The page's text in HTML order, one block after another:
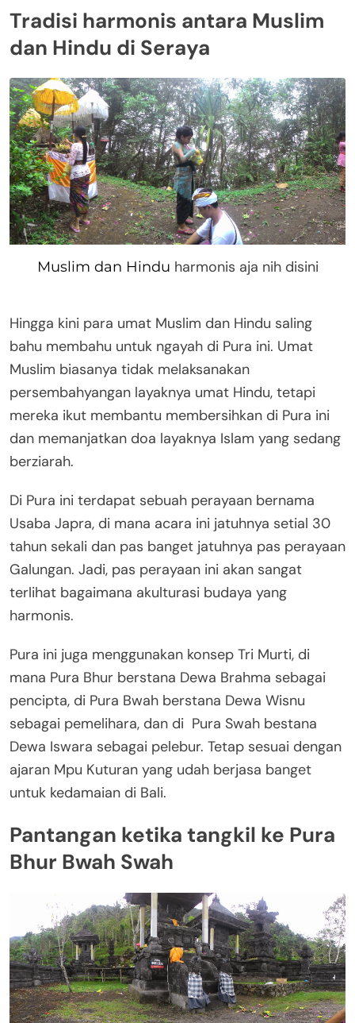
Tradisi harmonis antara Muslim
dan Hindu di Seraya
Muslim dan Hindu harmonis aja nih disini
Hingga kini para umat Muslim dan Hindu saling
bahu membahu untuk ngayah di Pura ini. Umat
Muslim biasanya tidak melaksanakan
persembahyangan layaknya umat Hindu, tetapi
mereka ikut membantu membersihkan di Pura ini
dan memanjatkan doa layaknya Islam yang sedang
berziarah.
Di Pura ini terdapat sebuah perayaan bernama
Usaba Japra, di mana acara ini jatuhnya setial 30
tahun sekali dan pas banget jatuhnya pas perayaan
Galungan. Jadi, pas perayaan ini akan sangat
terlihat bagaimana akulturasi budaya yang
harmonis.
Pura ini juga menggunakan konsep Tri Murti, di
mana Pura Bhur berstana Dewa Brahma sebagai
pencipta, di Pura Bwah berstana Dewa Wisnu
sebagai pemelihara, dan di Pura Swah bestana
Dewa Iswara sebagai pelebur. Tetap sesuai dengan
ajaran Mpu Kuturan yang udah berjasa banget
untuk kedamaian di Bali.
Pantangan ketika tangkil ke Pura
Bhur Bwah Swah